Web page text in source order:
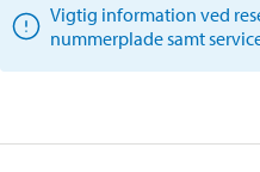
Vigtig information ved
nummerplade samt